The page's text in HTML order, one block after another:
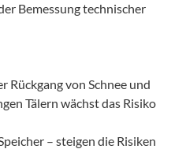
Bemessung technischer
von Schnee und
Tälern wächst das Risiko
– steigen die Risiken